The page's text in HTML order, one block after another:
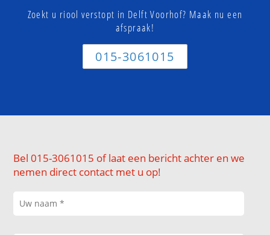
Zoekt u riool verstopt in Delft Voorhof? Maak nu een
afspraak!
015-3061015
Bel 015-3061015 of laat een bericht achter en we
nemen direct contact met u op!